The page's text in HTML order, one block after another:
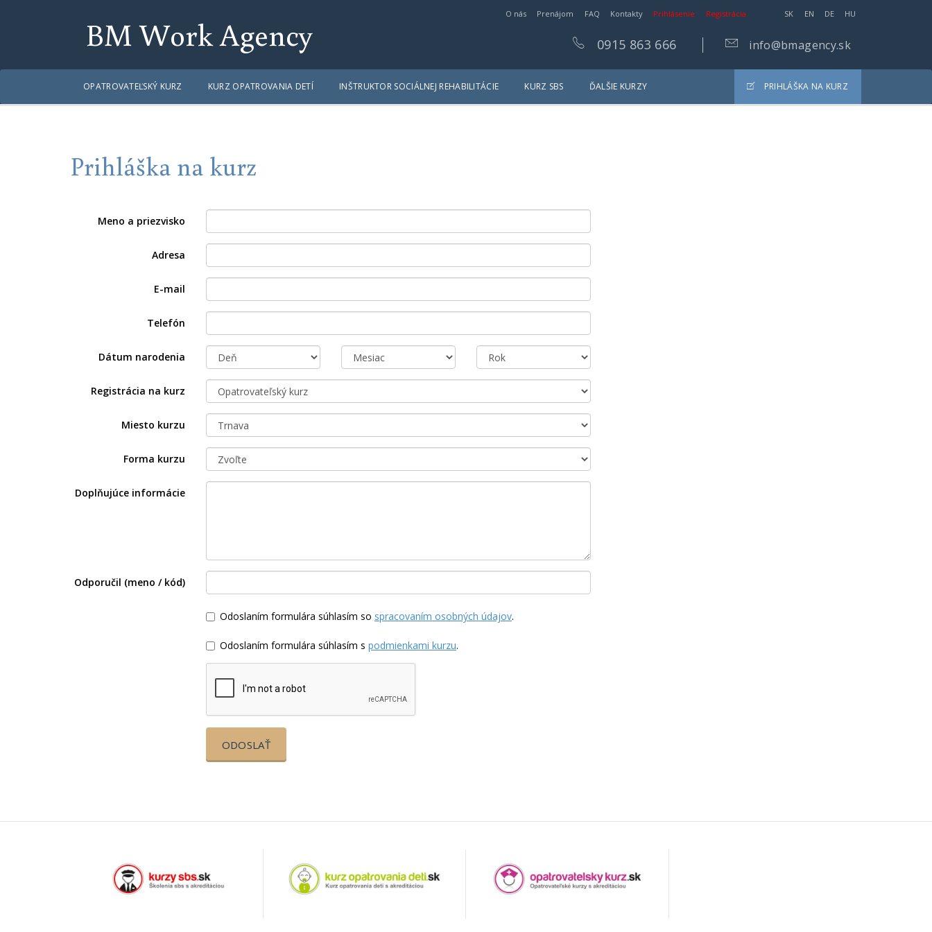
BM Work Agency
SK EN DE HU
O nás Prenájom FAQ Kontakty Prihlásenie Registrácia
0915 863 666 info@bmagency.sk
OPATROVATEĽSKÝ KURZ KURZ OPATROVANIA DETÍ INŠTRUKTOR SOCIÁLNEJ REHABILITÁCIE KURZ SBS ĎALŠIE KURZY PRIHLÁŠKA NA KURZ
Prihláška na kurz
Meno a priezvisko
Adresa
E-mail
Telefón
Dátum narodenia
Registrácia na kurz
Miesto kurzu
Forma kurzu
Doplňujúce informácie
Odporučil (meno / kód)
Odoslaním formulára súhlasím so spracovaním osobných údajov.
Odoslaním formulára súhlasím s podmienkami kurzu.
ODOSLAŤ